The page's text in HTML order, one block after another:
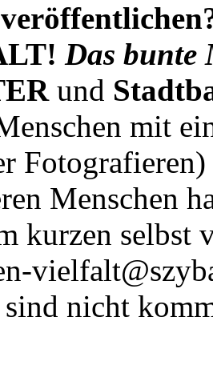
Das bunte
und
mit
Menschen
kurzen selbst
nicht